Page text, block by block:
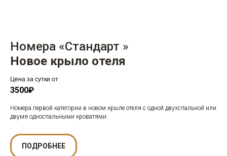
Номера «Стандарт »
Новое крыло отеля
Цена за сутки от
3500₽
Номера первой категории в новом крыле отеля с одной двухспальной или
двумя односпальными кроватями.
ПОДРОБНЕЕ